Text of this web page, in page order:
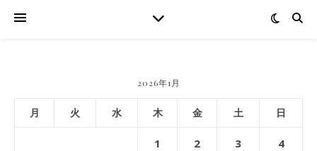
2026年1月
月 火 水 木 金 土 日
1 2 3 4